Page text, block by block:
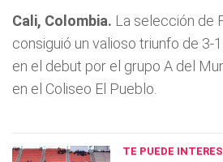
Cali, Colombia. La selección de
consiguió un valioso triunfo de 3-
en el debut por el grupo A del
en el Coliseo El Pueblo.
TE PUEDE